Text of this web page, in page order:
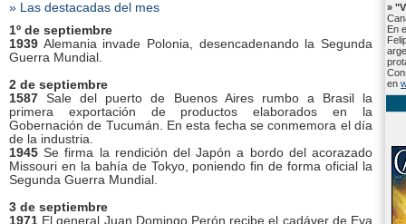
»
En
en
» Las destacadas del mes
1º de septiembre
1939 Alemania invade Polonia, desencadenando la Segunda
Guerra Mundial.
2 de septiembre
1587 Sale del puerto de Buenos Aires rumbo a Brasil la
primera exportación de productos elaborados en la
Gobernación de Tucumán. En esta fecha se conmemora el día
de la industria.
1945 Se firma la rendición del Japón a bordo del acorazado
Missouri en la bahía de Tokyo, poniendo fin de forma oficial la
Segunda Guerra Mundial.
3 de septiembre
1971 El general Juan Domingo Perón recibe el cadáver de Eva